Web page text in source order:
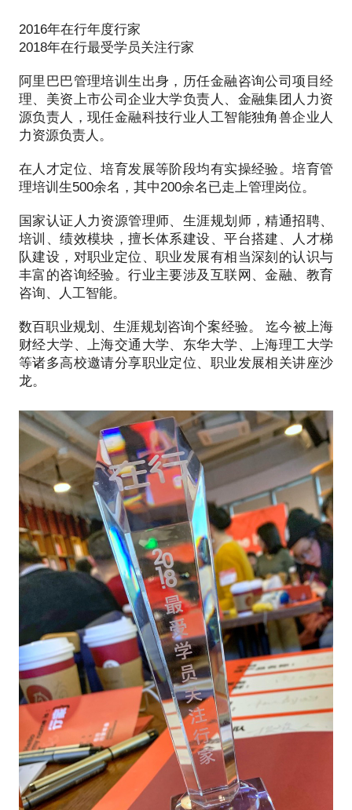
培训模块开始，逐步建立起了培训体系、企业大学，
最后一步步的掌握了人力资源全模块知识与技能，现
在我从事着整体HR、行政、采购及法务等职能端的管
理负责人岗位。在选择与我会谈前，请把你的问题更
具体化，方便我做更精细的准备，提升效率。期待与
你的对话。
八年以上HR经历，查阅简历上万份，面试候选人数千
次；帮助多为学员通过简历-面试-offer-入职，薪资翻
翻甚至翻三翻。
2016年在行年度行家
2018年在行最受学员关注行家
阿里巴巴管理培训生出身，历任金融咨询公司项目经
理、美资上市公司企业大学负责人、金融集团人力资
源负责人，现任金融科技行业人工智能独角兽企业人
力资源负责人。
在人才定位、培育发展等阶段均有实操经验。培育管
理培训生500余名，其中200余名已走上管理岗位。
国家认证人力资源管理师、生涯规划师，精通招聘、
培训、绩效模块，擅长体系建设、平台搭建、人才梯
队建设，对职业定位、职业发展有相当深刻的认识与
丰富的咨询经验。行业主要涉及互联网、金融、教育
咨询、人工智能。
数百职业规划、生涯规划咨询个案经验。 迄今被上海
财经大学、上海交通大学、东华大学、上海理工大学
等诸多高校邀请分享职业定位、职业发展相关讲座沙
龙。